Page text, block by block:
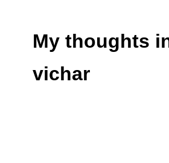
My thoughts in
vichar